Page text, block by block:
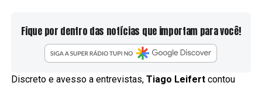
Fique por dentro das notícias que importam para você!
Discreto e avesso a entrevistas, Tiago Leifertcontou